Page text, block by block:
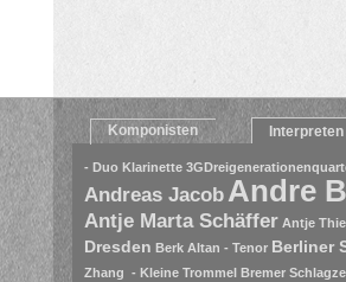
Komponisten Interpreten
- Duo Klarinette
Andreas Jacob Andre
Antje Marta Schäffer Antje
Dresden Berk Altan - Tenor Berliner
Zhang - Kleine Trommel Bremer